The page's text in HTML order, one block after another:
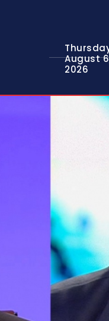
August
2026